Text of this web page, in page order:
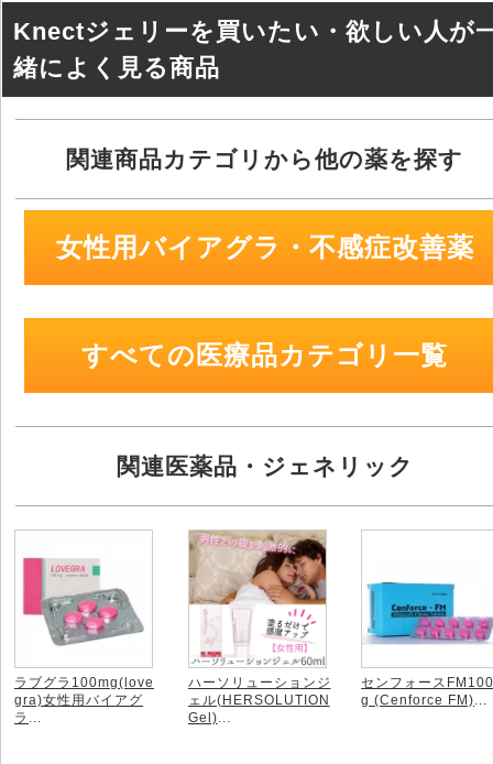
o
k
Knectジェリーを買いたい・欲しい人が
緒によく見る商品
関連商品カテゴリから他の薬を探す
女性用バイアグラ・不感症改善薬
すべての医療品カテゴリ一覧
関連医薬品・ジェネリック
ラブグラ100mg(love
gra)女性用バイアグ
ラ
ハーソリューションジ
ェル(HERSOLUTION
Gel)
センフォース
g (Cenforce FM)